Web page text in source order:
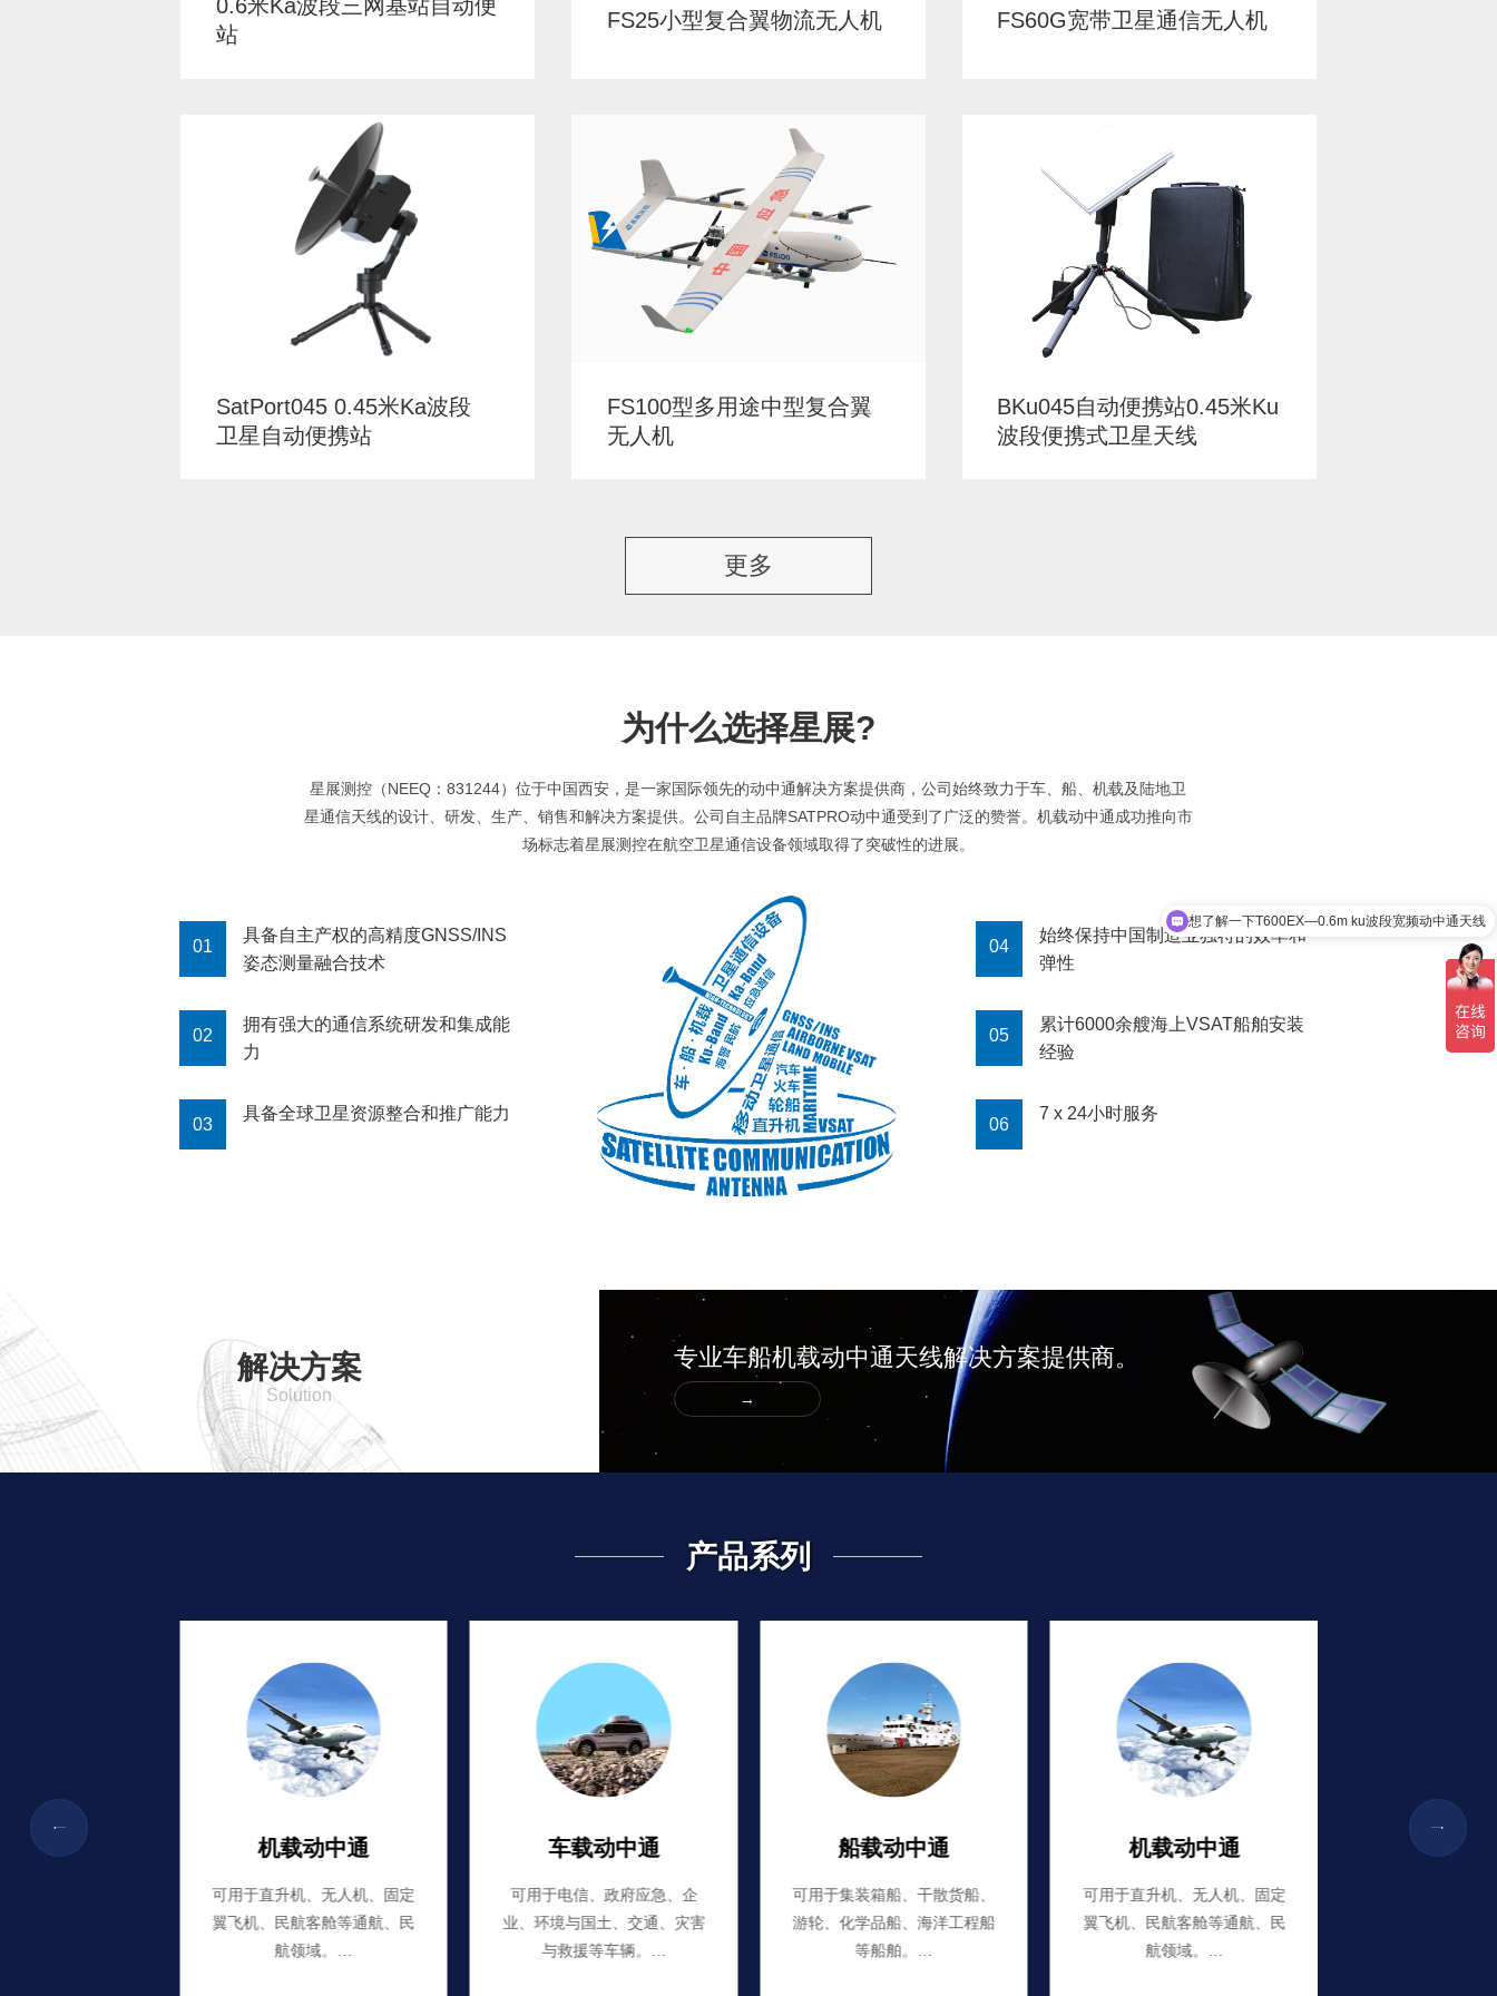
0.6米Ka波段三网基站自动便
站
FS25小型复合翼物流无人机 FS60G宽带卫星通信无人机
SatPort045 0.45米Ka波段
卫星自动便携站
FS100型多用途中型复合翼
无人机
BKu045自动便携站0.45米Ku
波段便携式卫星天线
更多
为什么选择星展?
星展测控（NEEQ：831244）位于中国西安，是一家国际领先的动中通解决方案提供商，公司始终致力于车、船、机载及陆地卫
星通信天线的设计、研发、生产、销售和解决方案提供。公司自主品牌SATPRO动中通受到了广泛的赞誉。机载动中通成功推向市
场标志着星展测控在航空卫星通信设备领域取得了突破性的进展。
01
具备自主产权的高精度GNSS/INS
姿态测量融合技术
02
拥有强大的通信系统研发和集成能
力
03
具备全球卫星资源整合和推广能力
04
始终保持中国制造业独特的效率和
弹性
05
累计6000余艘海上VSAT船舶安装
经验
06
7 x 24小时服务
解决方案
Solution
专业车船机载动中通天线解决方案提供商。
→
产品系列
载动中通 机载动中通
可用于直升机、无人机、固定
翼飞机、民航客舱等通航、民
航领域。…
车载动中通
可用于电信、政府应急、企
业、环境与国土、交通、灾害
与救援等车辆。…
船载动中通
可用于集装箱船、干散货船、
游轮、化学品船、海洋工程船
等船舶。…
机载动中通
可用于直升机、无人机、固定
翼飞机、民航客舱等通航、民
航领域。…
想了解一下加盟合作伙伴的加盟方案